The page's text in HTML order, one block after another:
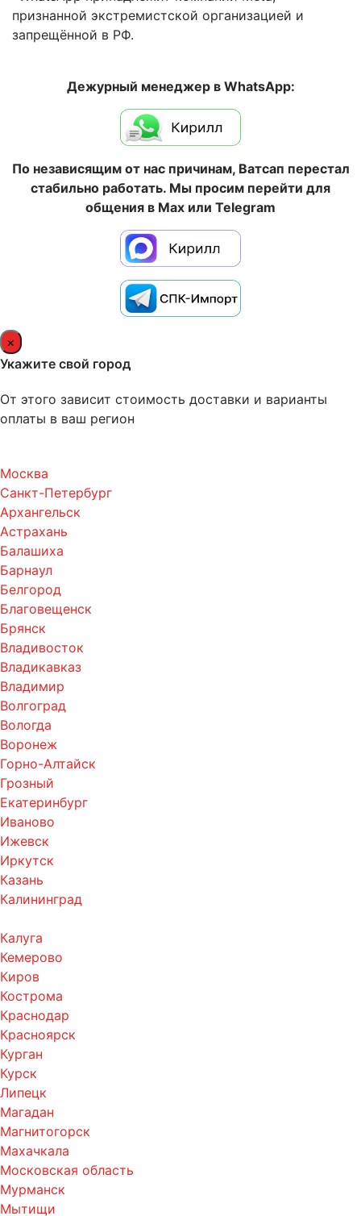
признанной экстремистской организацией и
запрещённой в РФ.
Дежурный менеджер в WhatsApp:
По независящим от нас причинам, Ватсап перестал
стабильно работать. Мы просим перейти для
общения в Max или Telegram
×
Укажите свой город
От этого зависит стоимость доставки и варианты
оплаты в ваш регион
Москва
Санкт-Петербург
Архангельск
Астрахань
Балашиха
Барнаул
Белгород
Благовещенск
Брянск
Владивосток
Владикавказ
Владимир
Волгоград
Вологда
Воронеж
Горно-Алтайск
Грозный
Екатеринбург
Иваново
Ижевск
Иркутск
Казань
Калининград
Калуга
Кемерово
Киров
Кострома
Краснодар
Красноярск
Курган
Курск
Липецк
Магадан
Магнитогорск
Махачкала
Московская область
Мурманск
Мытищи